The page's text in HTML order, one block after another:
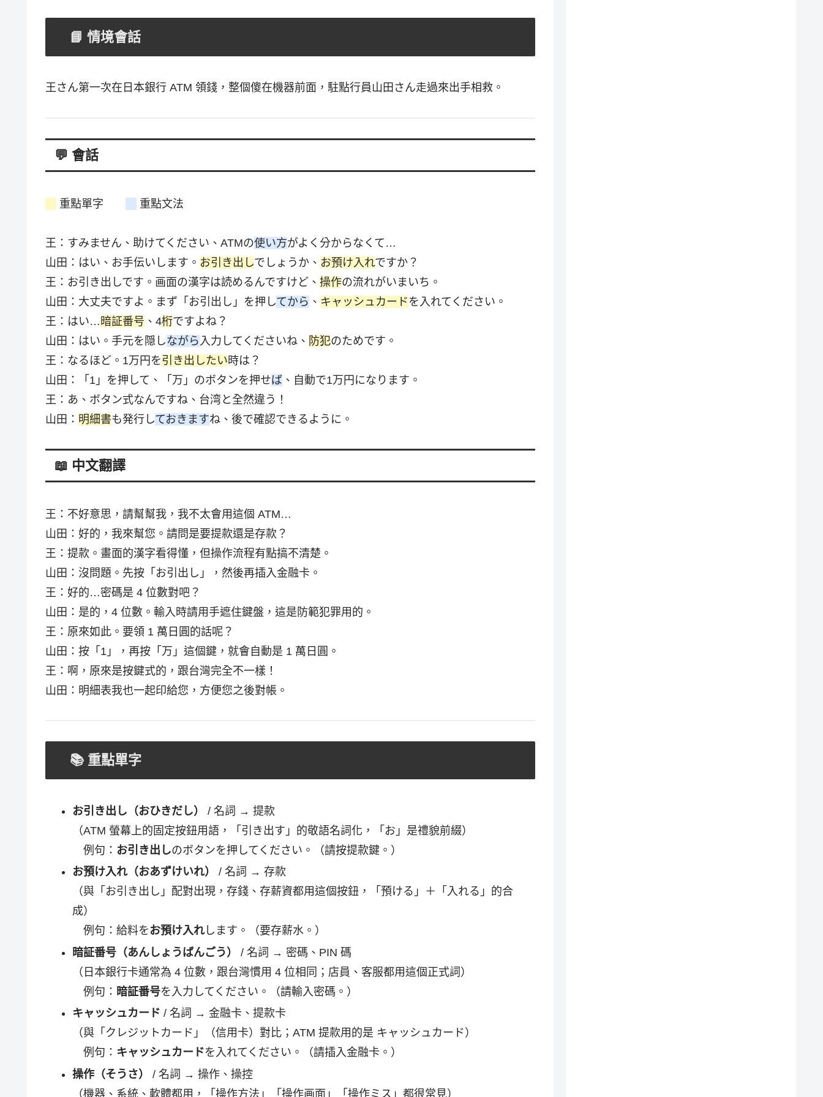
📘 情境會話
王さん第一次在日本銀行 ATM 領錢，整個傻在機器前面，駐點行員山田さん走過來出手相救。
💬 會話
重點單字 重點文法
王：すみません、助けてください、ATMの使い方がよく分からなくて…
山田：はい、お手伝いします。 お引き出しでしょうか、 お預け入れですか？
王：お引き出しです。画面の漢字は読めるんですけど、 操作の流れがいまいち。
山田：大丈夫ですよ。まず「お引出し」を押してから 、 キャッシュカード を入れてください。
王：はい… 暗証番号 、4桁ですよね？
山田：はい。手元を隠しながら 入力してくださいね、 防犯のためです。
王：なるほど。1万円を引き出したい時は？
山田：「1」を押して、「万」のボタンを押せば 、自動で1万円になります。
王：あ、ボタン式なんですね、台湾と全然違う！
山田： 明細書も発行しておきますね、後で確認できるように。
📖 中文翻譯
王：不好意思，請幫幫我，我不太會用這個 ATM…
山田：好的，我來幫您。請問是要提款還是存款？
王：提款。畫面的漢字看得懂，但操作流程有點搞不清楚。
山田：沒問題。先按「お引出し」，然後再插入金融卡。
王：好的…密碼是 4 位數對吧？
山田：是的，4 位數。輸入時請用手遮住鍵盤，這是防範犯罪用的。
王：原來如此。要領 1 萬日圓的話呢？
山田：按「1」，再按「万」這個鍵，就會自動是 1 萬日圓。
王：啊，原來是按鍵式的，跟台灣完全不一樣！
山田：明細表我也一起印給您，方便您之後對帳。
📚 重點單字
お引き出し（おひきだし）
/ 名詞 → 提款
（ATM 螢幕上的固定按鈕用語，「引き出す」的敬語名詞化，「お」是禮貌前綴）
例句： お引き出しのボタンを押してください。（請按提款鍵。）
お預け入れ（おあずけいれ）
/ 名詞 → 存款
（與「お引き出し」配對出現，存錢、存薪資都用這個按鈕，「預ける」＋「入れる」的合
成）
例句：給料を お預け入れします。（要存薪水。）
暗証番号（あんしょうばんごう）
/ 名詞 → 密碼、PIN 碼
（日本銀行卡通常為 4 位數，跟台灣慣用 4 位相同；店員、客服都用這個正式詞）
例句： 暗証番号を入力してください。（請輸入密碼。）
キャッシュカード / 名詞 → 金融卡、提款卡
（與「クレジットカード」（信用卡）對比；ATM 提款用的是 キャッシュカード）
例句： キャッシュカードを入れてください。（請插入金融卡。）
操作（そうさ）
/ 名詞 → 操作、操控
（機器、系統、軟體都用，「操作方法」「操作画面」「操作ミス」都很常見）